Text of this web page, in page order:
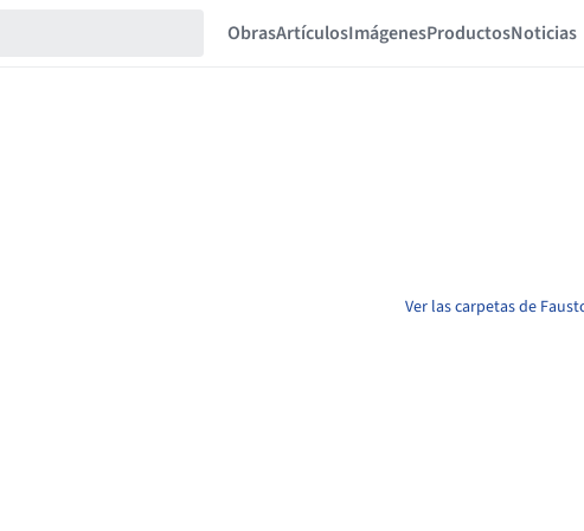
ObrasArtículosImágenesProductosNoticias
Ver las carpetas de